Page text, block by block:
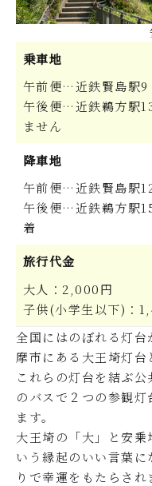
乗車地
午前便…近鉄賢島駅
午後便…近鉄鵜方駅
ません
降車地
午前便…近鉄賢島駅
午後便…近鉄鵜方駅
着
旅行代金
大人：2,000円
子供(小学生以下)：
全国にはのぼれる灯
摩市にある大王埼灯台
これらの灯台を結ぶ
のバスで２つの参観
ます。
大王埼の「大」と安
いう縁起のいい言葉
りで幸運をもたらさ